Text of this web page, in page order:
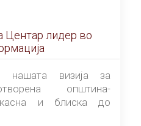
Центар лидер во
нашата визија за
општина-
и блиска до